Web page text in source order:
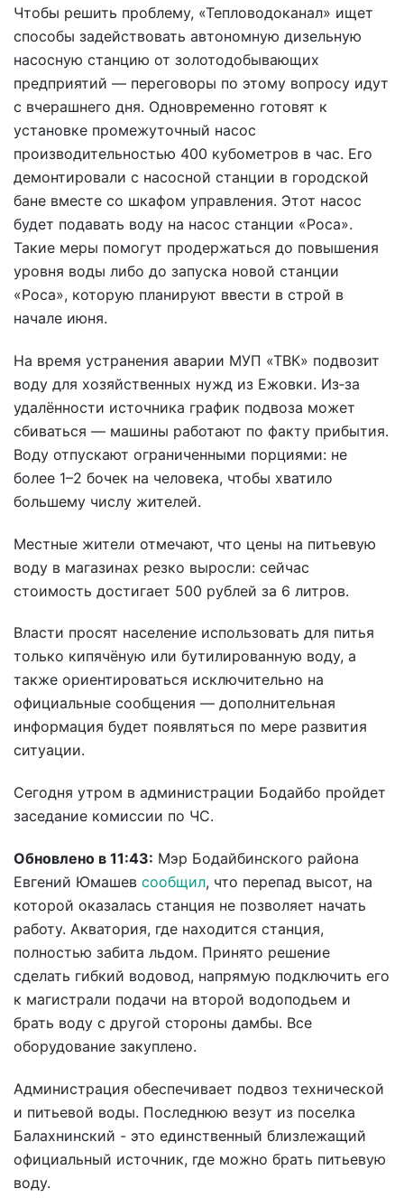
Чтобы решить проблему, «Тепловодоканал» ищет
способы задействовать автономную дизельную
насосную станцию от золотодобывающих
предприятий — переговоры по этому вопросу идут
с вчерашнего дня. Одновременно готовят к
установке промежуточный насос
производительностью 400 кубометров в час. Его
демонтировали с насосной станции в городской
бане вместе со шкафом управления. Этот насос
будет подавать воду на насос станции «Роса».
Такие меры помогут продержаться до повышения
уровня воды либо до запуска новой станции
«Роса», которую планируют ввести в строй в
начале июня.
На время устранения аварии МУП «ТВК» подвозит
воду для хозяйственных нужд из Ежовки. Из‑за
удалённости источника график подвоза может
сбиваться — машины работают по факту прибытия.
Воду отпускают ограниченными порциями: не
более 1–2 бочек на человека, чтобы хватило
большему числу жителей.
Местные жители отмечают, что цены на питьевую
воду в магазинах резко выросли: сейчас
стоимость достигает 500 рублей за 6 литров.
Власти просят население использовать для питья
только кипячёную или бутилированную воду, а
также ориентироваться исключительно на
официальные сообщения — дополнительная
информация будет появляться по мере развития
ситуации.
Сегодня утром в администрации Бодайбо пройдет
заседание комиссии по ЧС.
Обновлено в 11:43: Мэр Бодайбинского района
Евгений Юмашев сообщил, что перепад высот, на
которой оказалась станция не позволяет начать
работу. Акватория, где находится станция,
полностью забита льдом. Принято решение
сделать гибкий водовод, напрямую подключить его
к магистрали подачи на второй водоподьем и
брать воду с другой стороны дамбы. Все
оборудование закуплено.
Администрация обеспечивает подвоз технической
и питьевой воды. Последнюю везут из поселка
Балахнинский - это единственный близлежащий
официальный источник, где можно брать питьевую
воду.